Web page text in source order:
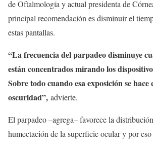
de Oftalmología y actual presidenta de
principal recomendación es disminuir el
estas pantallas.
“La frecuencia del parpadeo disminuye
están concentrados mirando los
Sobre todo cuando esa exposición se hace
oscuridad”, advierte.
El parpadeo –agrega– favorece la
humectación de la superficie ocular y por